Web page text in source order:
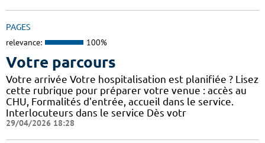
PAGES
relevance: 100%
Votre parcours
Votre arrivée Votre hospitalisation est planifiée ? Lisez
cette rubrique pour préparer votre venue : accès au
CHU, Formalités d'entrée, accueil dans le service.
Interlocuteurs dans le service Dès votr
29/04/2026 18:28